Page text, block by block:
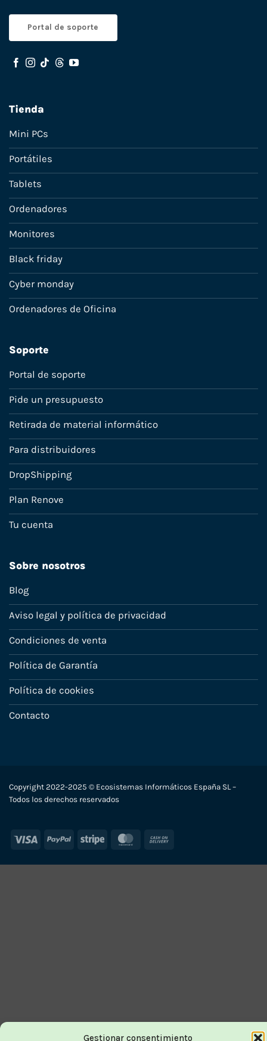
Gestionar consentimiento
Portal de soporte
Tienda
Mini PCs
Portátiles
Tablets
Ordenadores
Monitores
Black friday
Cyber monday
Ordenadores de Oficina
Soporte
Portal de soporte
Pide un presupuesto
Retirada de material informático
Para distribuidores
DropShipping
Plan Renove
Tu cuenta
Sobre nosotros
Blog
Aviso legal y política de privacidad
Condiciones de venta
Política de Garantía
Política de cookies
Contacto
Copyright 2022-2025 © Ecosistemas Informáticos España SL –
Todos los derechos reservados
Visa PayPal Stripe MasterCard